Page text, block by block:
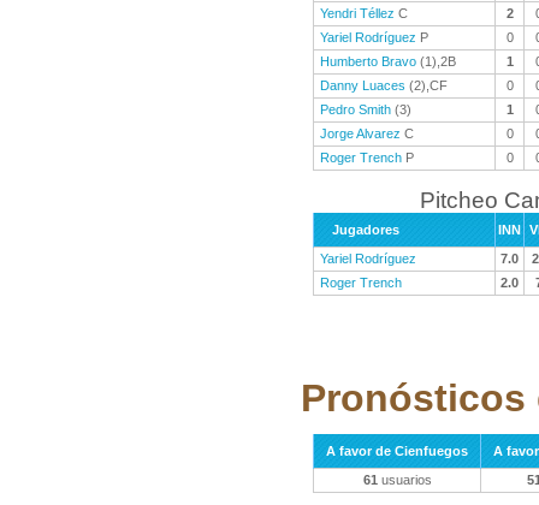
Yendri Téllez C 2
Yariel Rodríguez P 0
Humberto Bravo (1),2B 1
Danny Luaces (2),CF 0
Pedro Smith (3) 1
Jorge Alvarez C 0
Roger Trench P 0
Pitcheo
Jugadores INN
Yariel Rodríguez
7.0
Roger Trench
2.0
Pronósticos
A favor de Cienfuegos
A
61 usuarios